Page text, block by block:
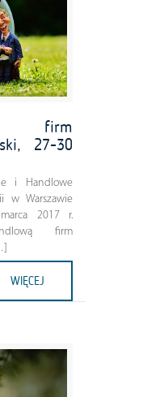
firm
27-30
i Handlowe
w Warszawie
2017 r.
firm
WIĘCEJ